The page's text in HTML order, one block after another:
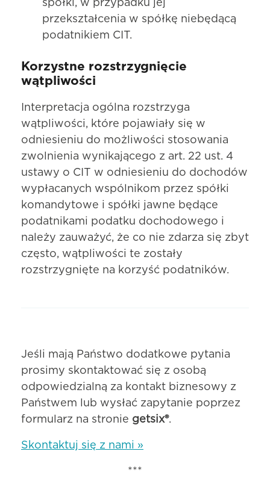
spółki, w przypadku jej
przekształcenia w spółkę niebędącą
podatnikiem CIT.
Korzystne rozstrzygnięcie
wątpliwości
Interpretacja ogólna rozstrzyga
wątpliwości, które pojawiały się w
odniesieniu do możliwości stosowania
zwolnienia wynikającego z art. 22 ust. 4
ustawy o CIT w odniesieniu do dochodów
wypłacanych wspólnikom przez spółki
komandytowe i spółki jawne będące
podatnikami podatku dochodowego i
należy zauważyć, że co nie zdarza się zbyt
często, wątpliwości te zostały
rozstrzygnięte na korzyść podatników.
Jeśli mają Państwo dodatkowe pytania
prosimy skontaktować się z osobą
odpowiedzialną za kontakt biznesowy z
Państwem lub wysłać zapytanie poprzez
formularz na stronie getsix®.
Skontaktuj się z nami »
***